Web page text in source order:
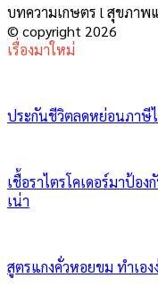
บทความเกษตร l สุขภาพ
© copyright 2026
เรื่องมาใหม่
ประกันชีวิตลดหย่อนภาษี
เชื้อราไตรโคเดอร์มาป้อ
เน่า
สูตรแกงคั่วหอยขม ทำเอ